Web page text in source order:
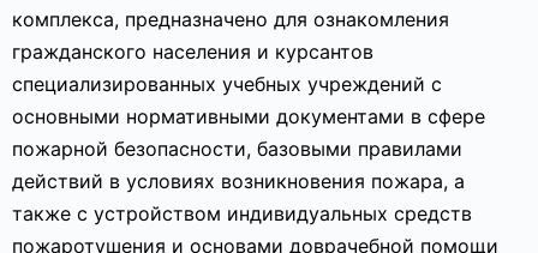
комплекса, предназначено для ознакомления
гражданского населения и курсантов
специализированных учебных учреждений с
основными нормативными документами в сфере
пожарной безопасности, базовыми правилами
действий в условиях возникновения пожара, а
также с устройством индивидуальных средств
пожаротушения и основами доврачебной помощи